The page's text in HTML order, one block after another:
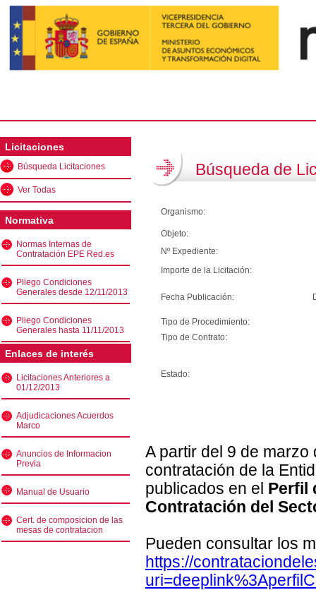
Licitaciones
Búsqueda Licitaciones
Ver Todas
Normativa
Normas Internas de
Contratación EPE Red.es
Pliego Condiciones
Generales desde 12/11/2013
Pliego Condiciones
Generales hasta 11/11/2013
Enlaces de interés
Licitaciones Anteriores a
01/12/2013
Adjudicaciones Acuerdos
Marco
Anuncios de Informacion
Previa
Manual de Usuario
Cert. de composicion de las
mesas de contratacion
Búsqueda de
Organismo:
Objeto:
Nº Expediente:
Importe de la Licitación:
Fecha Publicación:
Tipo de Procedimiento:
Tipo de Contrato:
Estado:
A partir del 9 de
contratación de la
publicados en el Perfil
Contratación del
Pueden consultar los
https://